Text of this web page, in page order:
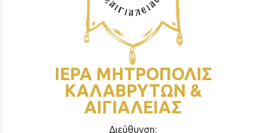
ΙΕΡΑ ΜΗΤΡΟΠΟΛΙΣ
ΚΑΛΑΒΡΥΤΩΝ &
ΑΙΓΙΑΛΕΙΑΣ
Διεύθυνση: